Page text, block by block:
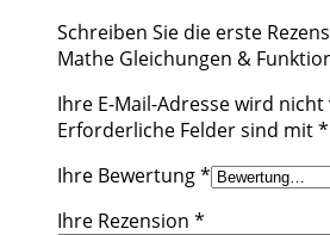
Schreiben Sie die erste
Mathe Gleichungen &
Ihre E-Mail-Adresse wird
Erforderliche Felder sind mit*
Ihre Bewertung*
Ihre Rezension *